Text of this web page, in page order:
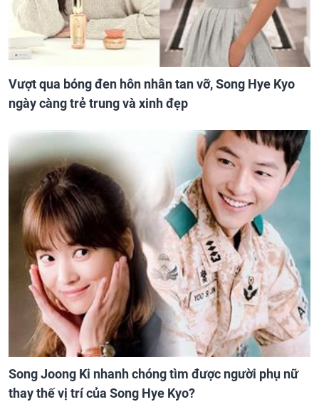
Vượt qua bóng đen hôn nhân tan vỡ, Song Hye Kyo
ngày càng trẻ trung và xinh đẹp
Song Joong Ki nhanh chóng tìm được người phụ nữ
thay thế vị trí của Song Hye Kyo?